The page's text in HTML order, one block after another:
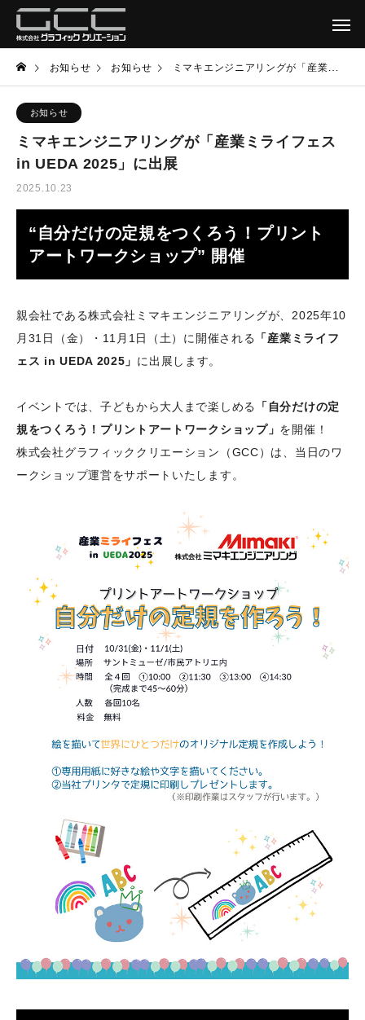
お知らせ お知らせ ミマキエンジニアリングが「産業ミライフェス in UEDA 2025」に出展
お知らせ
ミマキエンジニアリングが「産業ミライフェス
in UEDA 2025」に出展
2025.10.23
“自分だけの定規をつくろう！プリント
アートワークショップ” 開催
親会社である株式会社ミマキエンジニアリングが、2025年10
月31日（金）・11月1日（土）に開催される
「産業ミライフ
ェス in UEDA 2025」 に出展します。
イベントでは、子どもから大人まで楽しめる
「自分だけの定
規をつくろう！プリントアートワークショップ」 を開催！
株式会社グラフィッククリエーション（GCC）は、当日のワ
ークショップ運営をサポートいたします。